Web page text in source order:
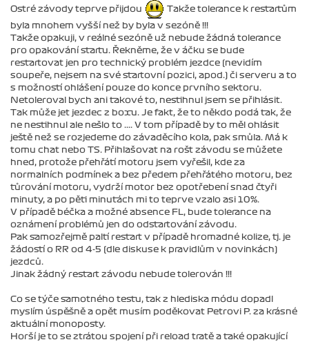
Ostré závody teprve přijdou Takže tolerance k restartům
byla mnohem vyšší než by byla v sezóně !!!
Takže opakuji, v reálné sezóně už nebude žádná tolerance
pro opakování startu. Řekněme, že v áčku se bude
restartovat jen pro technický problém jezdce (nevidím
soupeře, nejsem na své startovní pozici, apod.) či serveru a to
s možností ohlášení pouze do konce prvního sektoru.
Netoleroval bych ani takové to, nestihnul jsem se přihlásit.
Tak může jet jezdec z boxu. Je fakt, že to někdo podá tak, že
ne nestihnul ale nešlo to .... V tom případě by to měl ohlásit
ještě než se rozjedeme do závaděcího kola, pak smůla. Má k
tomu chat nebo TS. Přihlašovat na rošt závodu se můžete
hned, protože přehřátí motoru jsem vyřešil, kde za
normalních podmínek a bez předem přehřátého motoru, bez
tůrování motoru, vydrží motor bez opotřebení snad čtyři
minuty, a po pěti minutách mi to teprve vzalo asi 10%.
V případě béčka a možné absence FL, bude tolerance na
oznámení problémů jen do odstartování závodu.
Pak samozřejmě paltí restart v případě hromadné kolize, tj. je
žádostí o RR od 4-5 (dle diskuse k pravidlům v novinkách)
jezdců.
Jinak žádný restart závodu nebude tolerován !!!
Co se týče samotného testu, tak z hlediska módu dopadl
myslím úspěšně a opět musím poděkovat Petrovi P. za krásné
aktuální monoposty.
Horší je to se ztrátou spojení při reload tratě a také opakující